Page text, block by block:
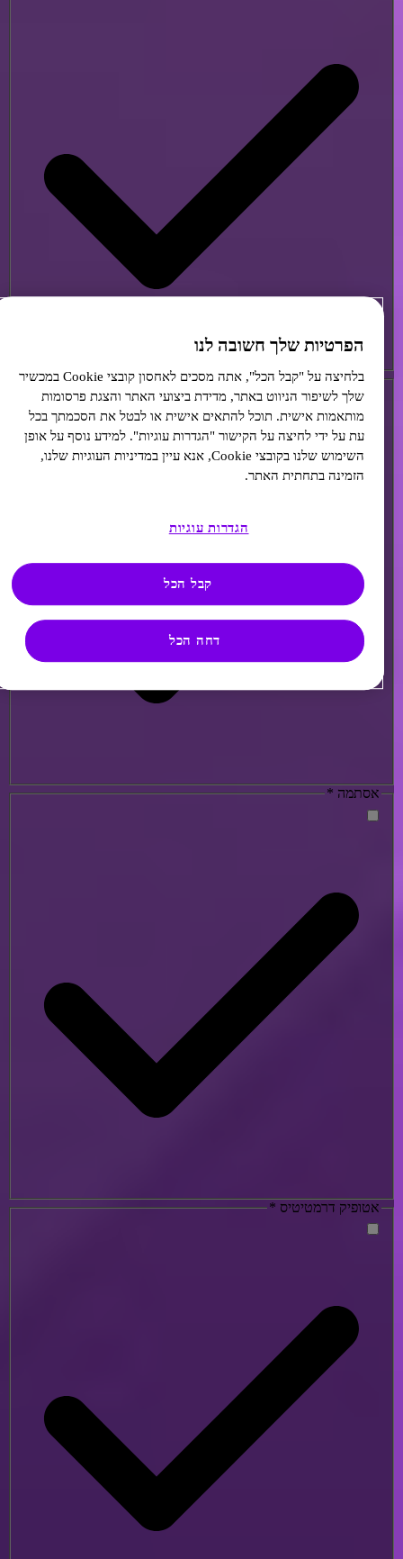
מחלות לב וכלי דם*
אסתמה*
אטופיק דרמטיטיס*
הפרטיות שלך חשובה לנו
בלחיצה על "קבל הכל", אתה מסכים לאחסון קובצי Cookie במכשיר
שלך לשיפור הניווט באתר, מדידת ביצועי האתר והצגת פרסומות
מותאמות אישית. תוכל להתאים אישית או לבטל את הסכמתך בכל
עת על ידי לחיצה על הקישור "הגדרות עוגיות". למידע נוסף על אופן
השימוש שלנו בקובצי Cookie, אנא עיין במדיניות העוגיות שלנו,
הזמינה בתחתית האתר.
הגדרות עוגיות
דחה הכל
קבל הכל